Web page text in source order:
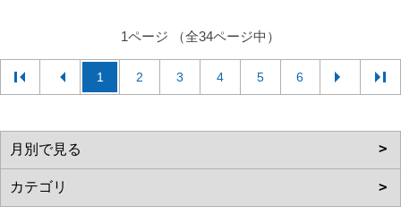
1ページ （全34ページ中）
1 2 3 4 5 6